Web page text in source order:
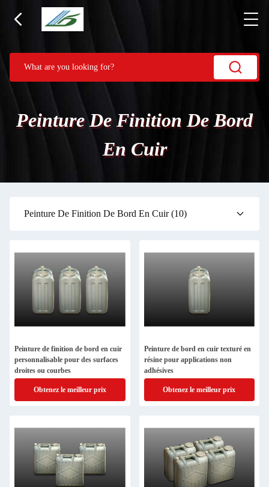
Peinture De Finition De Bord
En Cuir
Peinture De Finition De Bord En Cuir(10)
Peinture de finition de bord en cuir
personnalisable pour des surfaces
droites ou courbes
Obtenez le meilleur prix
Peinture de bord en cuir texturé en
résine pour applications non
adhésives
Obtenez le meilleur prix